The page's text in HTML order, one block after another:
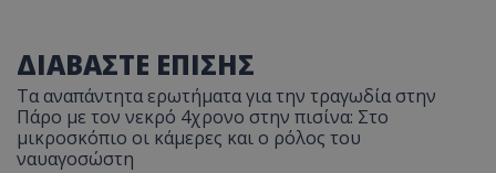
ΔΙΑΒΑΣΤΕ ΕΠΙΣΗΣ
Τα αναπάντητα ερωτήματα για την τραγωδία στην
Πάρο με τον νεκρό 4χρονο στην πισίνα: Στο
μικροσκόπιο οι κάμερες και ο ρόλος του
ναυαγοσώστη